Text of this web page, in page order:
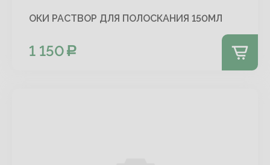
ОКИ РАСТВОР ДЛЯ ПОЛОСКАНИЯ 150МЛ
1 150